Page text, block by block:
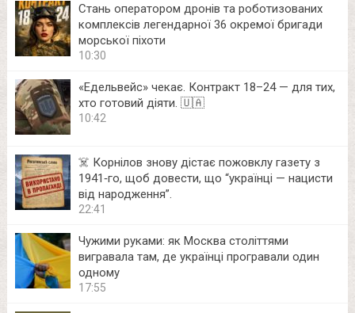
Стань оператором дронів та роботизованих
комплексів легендарної 36 окремої бригади
морської піхоти
10:30
«Едельвейс» чекає. Контракт 18–24 — для тих,
хто готовий діяти. 🇺🇦
10:42
☠️ Корнілов знову дістає пожовклу газету з
1941‑го, щоб довести, що “українці — нацисти
від народження”.
22:41
Чужими руками: як Москва століттями
вигравала там, де українці програвали один
одному
17:55